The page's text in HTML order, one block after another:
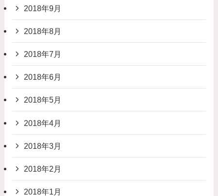
2018年9月
2018年8月
2018年7月
2018年6月
2018年5月
2018年4月
2018年3月
2018年2月
2018年1月